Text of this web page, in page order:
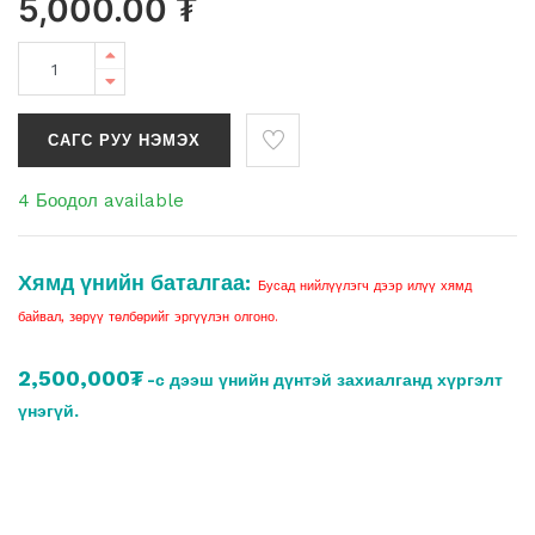
5,000.00 ₮
САГС РУУ НЭМЭХ
4 Боодол available
Хямд үнийн баталгаа:
Бусад нийлүүлэгч дээр илүү хямд
байвал, зөрүү төлбөрийг эргүүлэн олгоно.
2,500,000₮ -с дээш үнийн дүнтэй захиалганд хүргэлт
үнэгүй.